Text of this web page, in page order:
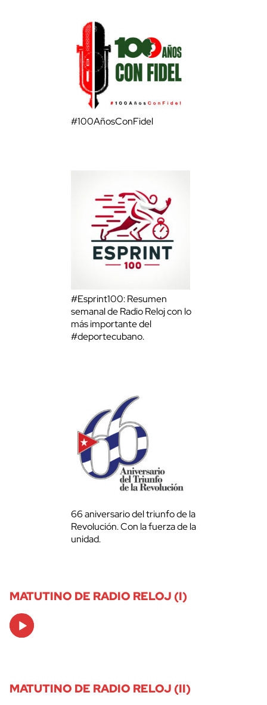
#100AñosConFidel
#Esprint100: Resumen
semanal de Radio Reloj con lo
más importante del
#deportecubano.
66 aniversario del triunfo de la
Revolución. Con la fuerza de la
unidad.
MATUTINO DE RADIO RELOJ (I)
Audio
Player
MATUTINO DE RADIO RELOJ (II)